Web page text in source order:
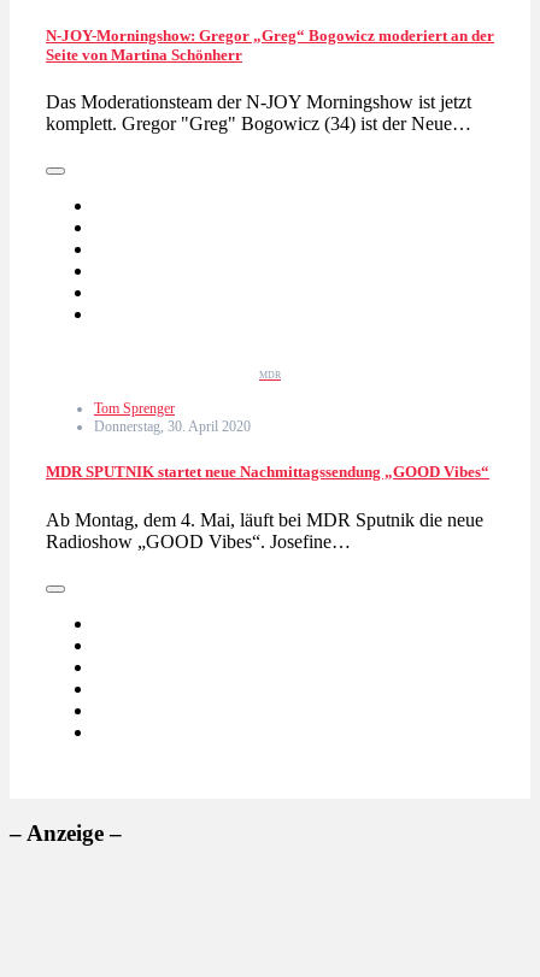
N-JOY-Morningshow: Gregor „Greg“ Bogowicz moderiert an der
Seite von Martina Schönherr
Das Moderationsteam der N-JOY Morningshow ist jetzt
komplett. Gregor "Greg" Bogowicz (34) ist der Neue…
MDR
Tom Sprenger
Donnerstag, 30. April 2020
MDR SPUTNIK startet neue Nachmittagssendung „GOOD Vibes“
Ab Montag, dem 4. Mai, läuft bei MDR Sputnik die neue
Radioshow „GOOD Vibes“. Josefine…
– Anzeige –